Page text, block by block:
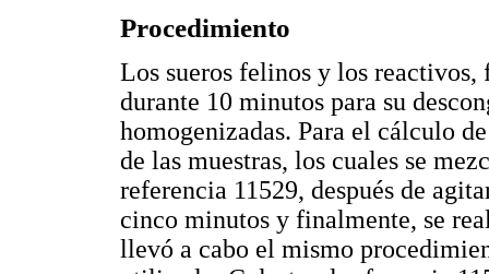
Procedimiento
Los sueros felinos y los reactivos,
durante 10 minutos para su
homogenizadas. Para el cálculo
de las muestras, los cuales se
referencia 11529, después de
cinco minutos y finalmente, se
llevó a cabo el mismo